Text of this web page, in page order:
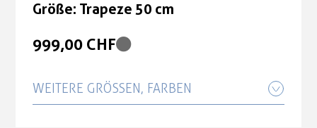
Größe: Trapeze 50 cm
999,00 CHF
WEITERE GRÖSSEN, FARBEN